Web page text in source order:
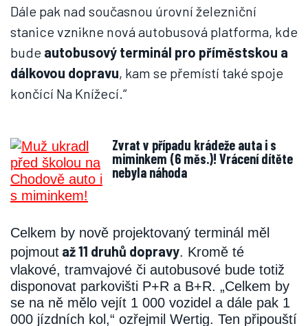
Dále pak nad současnou úrovní železniční
stanice vznikne nová autobusová platforma, kde
bude autobusový terminál pro příměstskou a
dálkovou dopravu, kam se přemístí také spoje
končící Na Knížecí.“
Zvrat v případu krádeže auta i s
miminkem (6 měs.)! Vrácení dítěte
nebyla náhoda
Celkem by nově projektovaný terminál měl
pojmout až 11 druhů dopravy. Kromě té
vlakové, tramvajové či autobusové bude totiž
disponovat parkovišti P+R a B+R. „Celkem by
se na ně mělo vejít 1 000 vozidel a dále pak 1
000 jízdních kol,“ ozřejmil Wertig. Ten připouští